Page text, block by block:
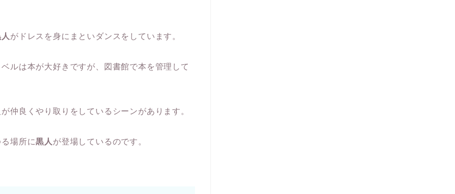
がドレスを身にまといダンスをしています。
ルは本が大好きですが、図書館で本を管理して
仲良くやり取りをしているシーンがあります。
場所に黒人 が登場しているのです。